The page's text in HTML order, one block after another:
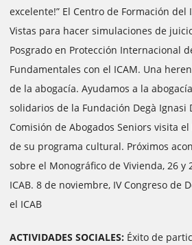
excelente!” El Centro de Formación del
Vistas para hacer simulaciones de
Posgrado en Protección Internacional
Fundamentales con el ICAM. Una
de la abogacía. Ayudamos a la
solidarios de la Fundación Degà Ignasi
Comisión de Abogados Seniors visita
de su programa cultural. Próximos
sobre el Monográfico de Vivienda, 26 y
ICAB. 8 de noviembre, IV Congreso de
el ICAB
ACTIVIDADES SOCIALES: Éxito de